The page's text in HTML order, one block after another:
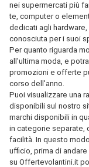
nei supermercati più
te, computer o
dedicati agli
conosciuta per i suoi
Per quanto riguarda
all'ultima moda, e
promozioni e offerte
corso dell'anno.
Puoi visualizzare una
disponibili sul nostro
marchi disponibili in
in categorie separate,
facilità. In questo
ufficio, prima di
su Offertevolantini.it